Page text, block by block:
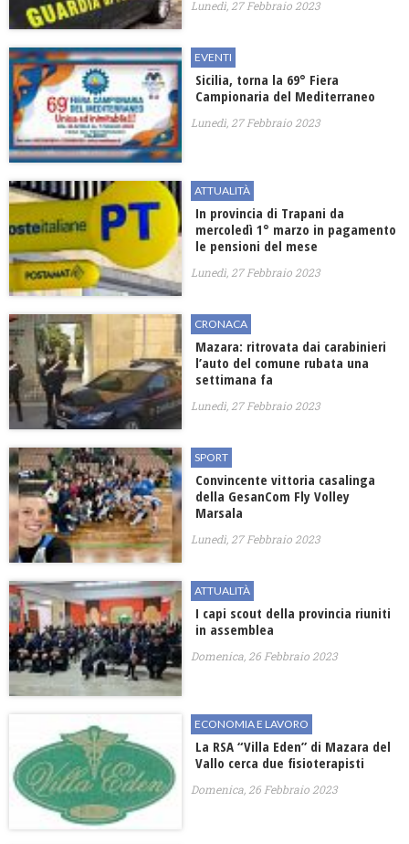
Lunedì, 27 Febbraio 2023
EVENTI
Sicilia, torna la 69° Fiera
Campionaria del Mediterraneo
Lunedì, 27 Febbraio 2023
ATTUALITÀ
In provincia di Trapani da
mercoledì 1° marzo in pagamento
le pensioni del mese
Lunedì, 27 Febbraio 2023
CRONACA
Mazara: ritrovata dai carabinieri
l’auto del comune rubata una
settimana fa
Lunedì, 27 Febbraio 2023
SPORT
Convincente vittoria casalinga
della GesanCom Fly Volley
Marsala
Lunedì, 27 Febbraio 2023
ATTUALITÀ
I capi scout della provincia riuniti
in assemblea
Domenica, 26 Febbraio 2023
ECONOMIA E LAVORO
La RSA “Villa Eden” di Mazara del
Vallo cerca due fisioterapisti
Domenica, 26 Febbraio 2023